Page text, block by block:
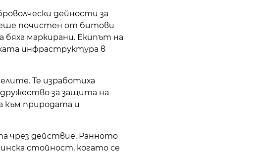
дейности за
почистен от битови
маркирани. Екипът на
инфраструктура в
Те изработиха
за защита на
към природата и
чрез действие. Ранното
стойност, когато се